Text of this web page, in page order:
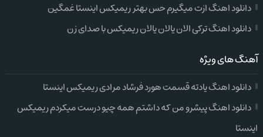
دانلود اهنگ ازت میگیرم حس بهتر ریمیکس اینستا غمگین
دانلود اهنگ ترکی الان یالان یالان ریمیکس با صدای زن
آهنگ های ویژه
دانلود اهنگ یادته قسمت هورد فرشاد مرادی ریمیکس اینستا
دانلود اهنگ پیشرو من که داشتم همه چیو درست میکردم ریمیکس
اینستا